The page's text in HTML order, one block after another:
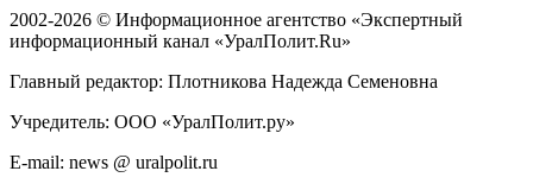
2002-2026 © Информационное агентство «Экспертный
информационный канал «УралПолит.Ru»
Главный редактор: Плотникова Надежда Семеновна
Учредитель: ООО «УралПолит.ру»
E-mail: news @ uralpolit.ru